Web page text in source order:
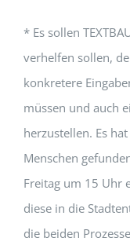
* Es sollen
verhelfen sollen,
konkretere
müssen und auch
herzustellen. Es
Menschen
Freitag um 15 Uhr
diese in die
die beiden